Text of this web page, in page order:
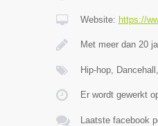
Website: https://
Met meer dan 20
Hip-hop,
Er wordt gewerkt
Laatste facebook